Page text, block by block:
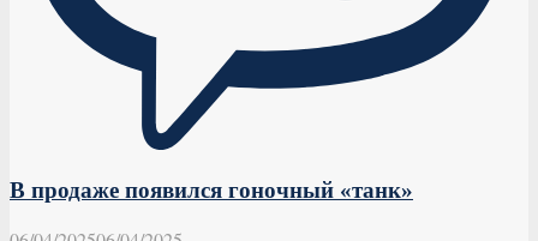
В продаже появился гоночный «танк»